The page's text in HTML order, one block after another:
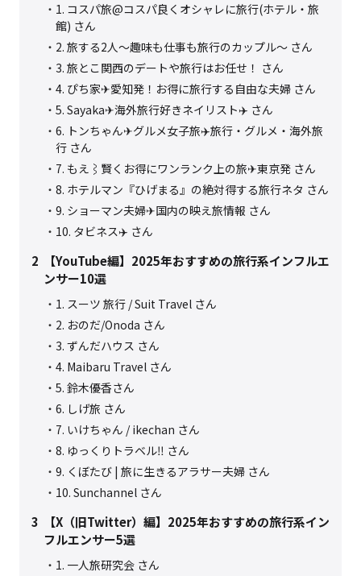
1. コスパ旅@コスパ良くオシャレに旅行(ホテル・旅
館) さん
2. 旅する2人〜趣味も仕事も旅行のカップル〜 さん
3. 旅とこ関西のデートや旅行はお任せ！ さん
4. ぴち家✈︎愛知発！お得に旅行する自由な夫婦 さん
5. Sayaka✈︎海外旅行好きネイリスト✈️ さん
6. トンちゃん✈︎グルメ女子旅✈️旅行・グルメ・海外旅
行 さん
7. もえ⌇賢くお得にワンランク上の旅✈︎東京発 さん
8. ホテルマン『ひげまる』の絶対得する旅行ネタ さん
9. ショーマン夫婦✈︎国内の映え旅情報 さん
10. タビネス✈️ さん
2
【YouTube編】2025年おすすめの旅行系インフルエ
ンサー10選
1. スーツ 旅行 / Suit Travel さん
2. おのだ/Onoda さん
3. ずんだハウス さん
4. Maibaru Travel さん
5. 鈴木優香さん
6. しげ旅 さん
7. いけちゃん / ikechan さん
8. ゆっくりトラベル‼︎ さん
9. くぼたび | 旅に生きるアラサー夫婦 さん
10. Sunchannel さん
3
【X（旧Twitter）編】2025年おすすめの旅行系イン
フルエンサー5選
1. 一人旅研究会 さん